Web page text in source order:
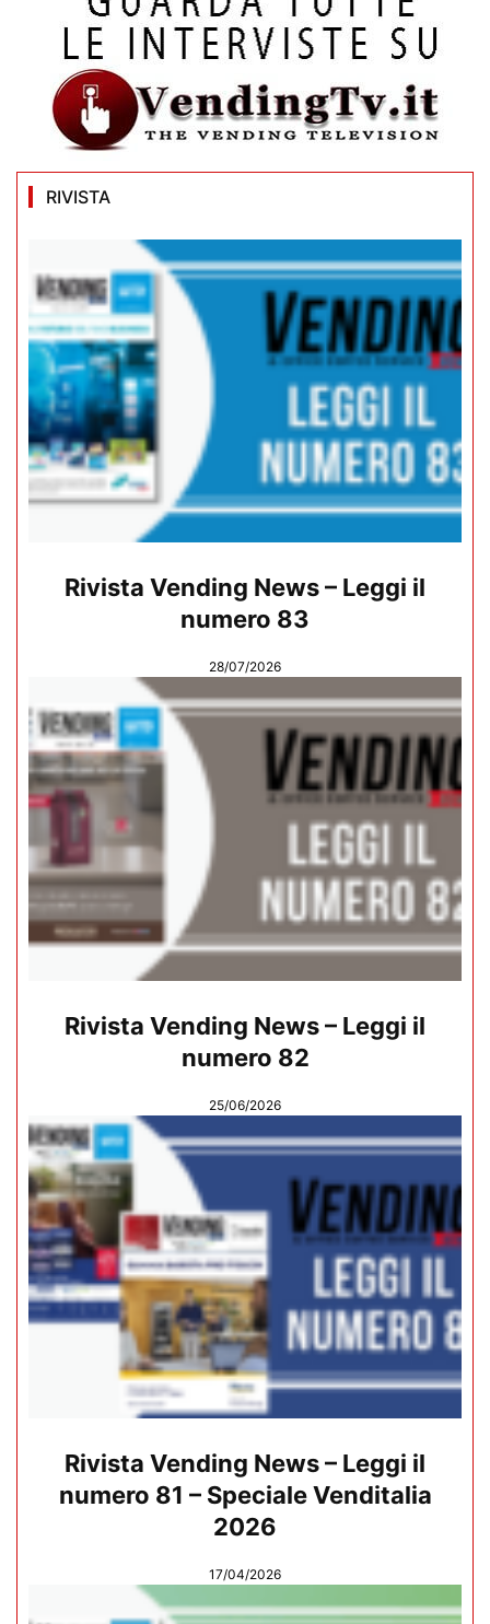
RIVISTA
Rivista Vending News – Leggi il
numero 83
28/07/2026
Rivista Vending News – Leggi il
numero 82
25/06/2026
Rivista Vending News – Leggi il
numero 81 – Speciale Venditalia
2026
17/04/2026